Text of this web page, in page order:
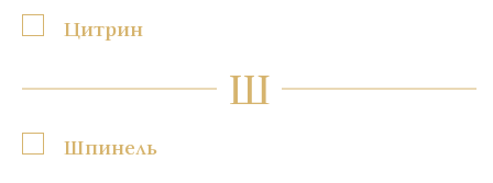
Цитрин
Ш
Шпинель